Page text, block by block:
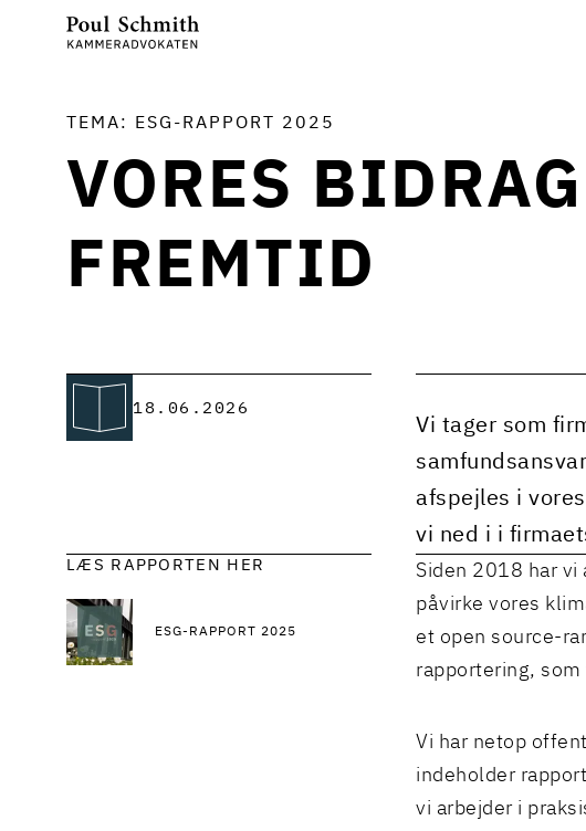
VORES
FREMTID
TEMA: ESG-RAPPORT 2025
18.06.2026
Vi tager som
afspejles i
vi ned i i
LÆS RAPPORTEN HER
ESG-RAPPORT 2025
Siden 2018 har
påvirke vores
et open source-
rapportering, som
Vi har netop
indeholder
vi arbejder i